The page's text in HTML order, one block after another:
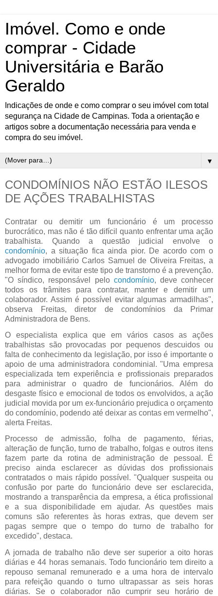
Imóvel. Como e onde
comprar - Cidade
Universitária e Barão
Geraldo
Indicações de onde e como comprar o seu imóvel com total
segurança na Cidade de Campinas. Toda a orientação e
artigos sobre a documentação necessária para venda e
compra do seu imóvel.
▼
CONDOMÍNIOS NÃO ESTÃO ILESOS
DE AÇÕES TRABALHISTAS
Contratar ou demitir um funcionário é um processo
burocrático, mas não é tão difícil quanto enfrentar uma ação
trabalhista. Quando a questão judicial envolve o
condomínio, a situação fica ainda pior. De acordo com o
advogado imobiliário Carlos Samuel de Oliveira Freitas, a
melhor forma de evitar este tipo de transtorno é a prevenção.
"O síndico, responsável pelo condomínio, deve conhecer
todos os trâmites para contratar, manter e demitir um
colaborador. Assim é possível evitar algumas armadilhas",
observa Freitas, diretor de condomínios da Primar
Administradora de Bens.
O especialista explica que em vários casos as ações
trabalhistas são provocadas por pequenos descuidos ou
falta de conhecimento da legislação, por isso é importante o
apoio de uma administradora condominial. "Uma empresa
especializada tem experiência e profissionais preparados
para administrar o quadro de funcionários. Além do
desgaste físico e emocional de todos os envolvidos, a ação
judicial movida por um ex-funcionário prejudica o orçamento
do condomínio, podendo até deixar as contas em vermelho",
alerta Freitas.
Processo de admissão, folha de pagamento, férias,
alteração de função, turno de trabalho, folgas e outros itens
fazem parte da rotina de administração de pessoal. É
preciso ainda esclarecer as dúvidas dos profissionais
contratados o mais rápido possível. "Qualquer suspeita ou
confusão por parte do funcionário deve ser esclarecida,
mostrando a transparência da empresa, a ética profissional
e a sua disponibilidade em ajudar. As questões mais
comuns são referentes às horas extras, que devem ser
pagas sempre que o tempo do turno de trabalho for
excedido", destaca.
A jornada de trabalho não deve ser superior a oito horas
diárias e 44 horas semanais. Todo funcionário tem direito a
repouso semanal remunerado e a uma hora de intervalo
para refeição quando o turno ultrapassar as seis horas
diárias. Se o colaborador não cumprir seu horário de